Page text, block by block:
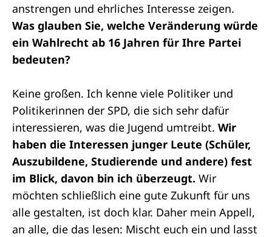
anstrengen und ehrliches Interesse zeigen.
Was glauben Sie, welche Veränderung würde
ein Wahlrecht ab 16 Jahren für Ihre Partei
bedeuten?
Keine großen. Ich kenne viele Politiker und
Politikerinnen der SPD, die sich sehr dafür
interessieren, was die Jugend umtreibt. Wir
haben die Interessen junger Leute (Schüler,
Auszubildene, Studierende und andere) fest
im Blick, davon bin ich überzeugt. Wir
möchten schließlich eine gute Zukunft für uns
alle gestalten, ist doch klar. Daher mein Appell,
an alle, die das lesen: Mischt euch ein und lasst